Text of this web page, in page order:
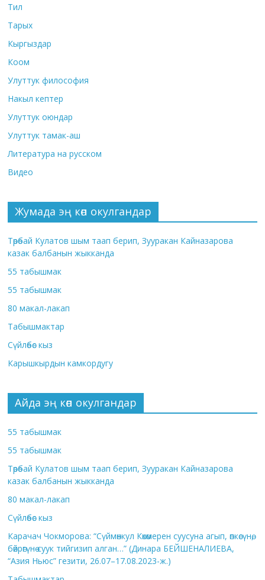
Тил
Тарых
Кыргыздар
Коом
Улуттук философия
Накыл кептер
Улуттук оюндар
Улуттук тамак-аш
Литература на русском
Видео
Жумада эң көп окулгандар
Төрөбай Кулатов шым таап берип, Зууракан Кайназарова
казак балбанын жыкканда
55 табышмак
55 табышмак
80 макал-лакап
Табышмактар
Сүйлөбөс кыз
Карышкырдын камкордугу
Айда эң көп окулгандар
55 табышмак
55 табышмак
Төрөбай Кулатов шым таап берип, Зууракан Кайназарова
казак балбанын жыкканда
80 макал-лакап
Сүйлөбөс кыз
Карачач Чокморова: “Сүймөнкул Көкөмерен суусуна агып, өпкөсүнө,
бөйрөгүнө суук тийгизип алган…” (Динара БЕЙШЕНАЛИЕВА,
“Азия Ньюс” гезити, 26.07–17.08.2023-ж.)